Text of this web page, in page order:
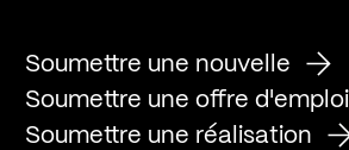
Soumettre une nouvelle
Soumettre une offre d'emploi
Soumettre une réalisation